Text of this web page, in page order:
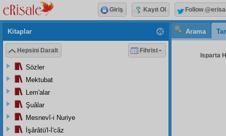
Arama
Isparta
Kitaplar
Hepsini Daralt Fihrist
Sözler
Mektubat
Lem'alar
Şuâlar
Mesnevî-i Nuriye
İşârâtü'l-İ'câz
Giriş Kayıt Ol Follow